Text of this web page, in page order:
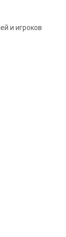
и игроков